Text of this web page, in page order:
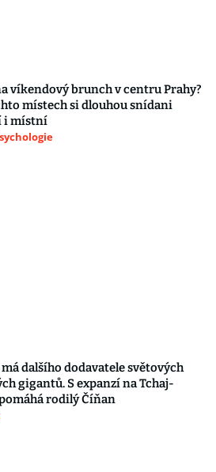
víkendový brunch v centru Prahy?
místech si dlouhou snídani
i místní
má dalšího dodavatele světových
gigantů. S expanzí na Tchaj-
rodilý Číňan